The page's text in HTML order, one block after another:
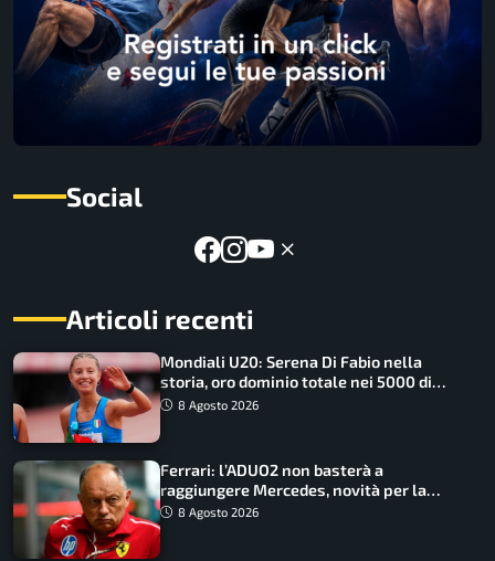
Social
Articoli recenti
Mondiali U20: Serena Di Fabio nella
storia, oro dominio totale nei 5000 di
marcia
8 Agosto 2026
Ferrari: l’ADUO2 non basterà a
raggiungere Mercedes, novità per la
Macarena
8 Agosto 2026